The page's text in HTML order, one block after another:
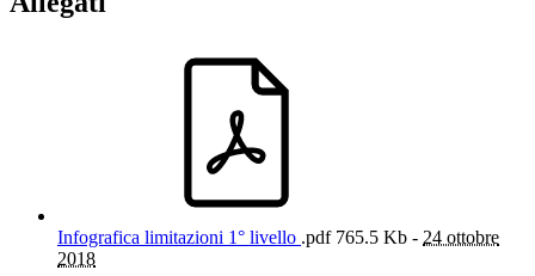
Infografica limitazioni 1° livello .pdf765.5 Kb - 24 ottobre
2018